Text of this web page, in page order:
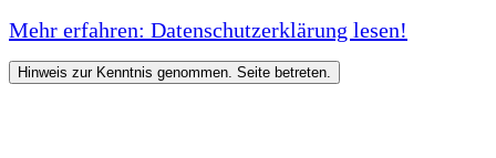
Mehr erfahren: Datenschutzerklärung lesen!
Hinweis zur Kenntnis genommen. Seite betreten.